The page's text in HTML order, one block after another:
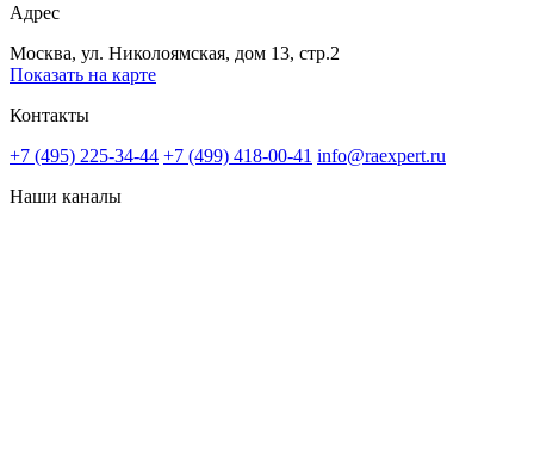
Адрес
Москва, ул. Николоямская, дом 13, стр.2
Показать на карте
Контакты
+7 (495) 225-34-44 +7 (499) 418-00-41 info@raexpert.ru
Наши каналы